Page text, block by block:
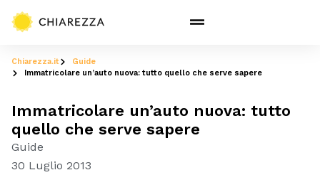
Chiarezza.it
Guide
Immatricolare un’auto nuova: tutto quello che serve sapere
Immatricolare un’auto nuova: tutto
quello che serve sapere
Guide
30 Luglio 2013